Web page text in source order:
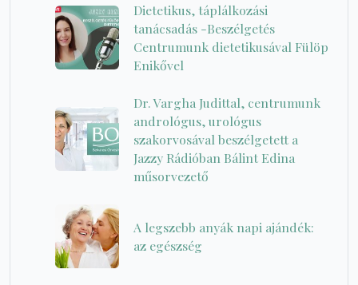
Dietetikus, táplálkozási
tanácsadás -Beszélgetés
Centrumunk dietetikusával Fülöp
Enikővel
Dr. Vargha Judittal, centrumunk
andrológus, urológus
szakorvosával beszélgetett a
Jazzy Rádióban Bálint Edina
műsorvezető
A legszebb anyák napi ajándék:
az egészség